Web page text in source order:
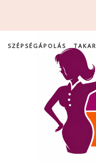
SZÉPSÉGÁPOLÁS